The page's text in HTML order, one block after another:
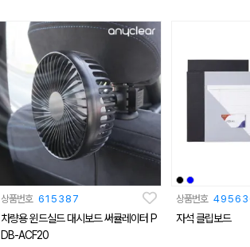
상품번호 615387
차량용 윈드실드 대시보드 써큘레이터 P
DB-ACF20
상품번호
자석 클립보드